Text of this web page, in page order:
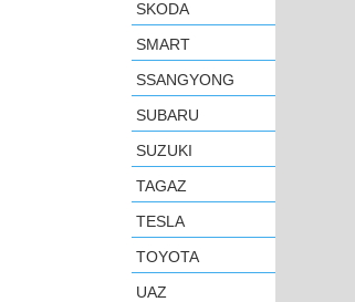
SKODA
SMART
SSANGYONG
SUBARU
SUZUKI
TAGAZ
TESLA
TOYOTA
UAZ